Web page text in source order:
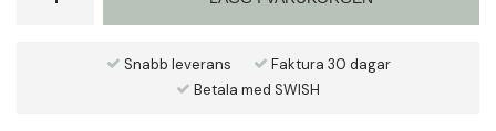
Snabb leverans
Faktura 30 dagar
Betala med SWISH